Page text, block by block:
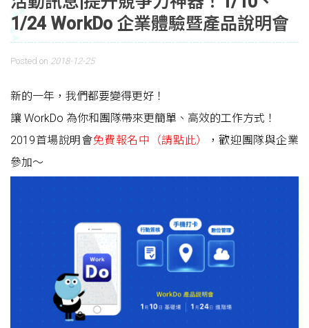
1/24 WorkDo 企業體驗暨產品說明會
Posted on 2018-12-25
新的一年，我們都要變得更好！
讓 WorkDo 為你和團隊帶來更簡單、高效的工作方式！
2019首場說明會免費報名中（請點此）
，歡迎團隊與企業
參加～